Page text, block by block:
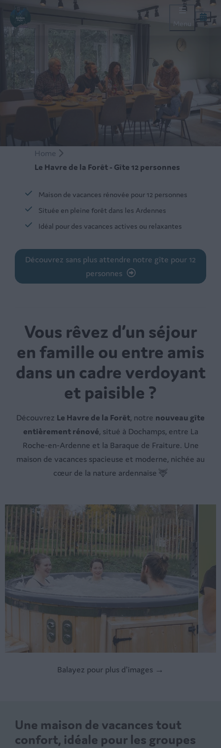
Menu
Home
Le Havre de la Forêt - Gîte 12 personnes
Maison de vacances rénovée pour 12 personnes
Située en pleine forêt dans les Ardennes
Idéal pour des vacances actives ou relaxantes
Découvrez sans plus attendre notre gîte pour 12
personnes
Vous rêvez d’un séjour
en famille ou entre amis
dans un cadre verdoyant
et paisible ?
Découvrez Le Havre de la Forêt, notre nouveau gîte
entièrement rénové, situé à Dochamps, entre La
Roche-en-Ardenne et la Baraque de Fraiture. Une
maison de vacances spacieuse et moderne, nichée au
cœur de la nature ardennaise 🦌
Balayez pour plus d'images →
Une maison de vacances tout
confort, idéale pour les groupes